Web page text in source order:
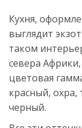
Кухня,
выглядит
таком
севера
цветовая
красный, охра,
черный.